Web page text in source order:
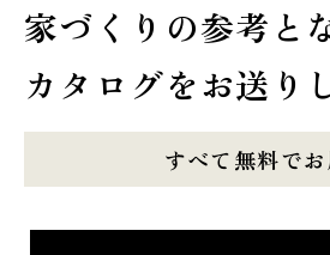
家づくりの参考と
カタログをお送り
すべて無料で